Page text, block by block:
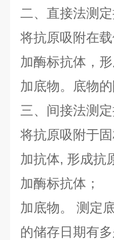
二、直接法测
将抗原吸附在载
加酶标抗体，
加底物。底物的
三、间接法测
将抗原吸附于固
加抗体, 形成抗
加酶标抗体；
加底物。 测定
的储存日期有多